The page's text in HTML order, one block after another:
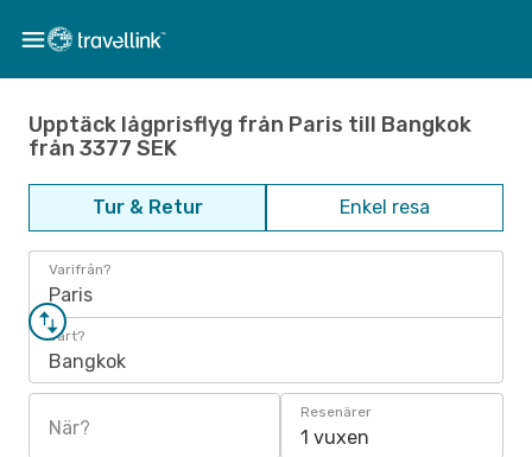
Upptäck lågprisflyg från Paris till Bangkok
från 3377 SEK
Tur & Retur Enkel resa
Varifrån?
Paris
Vart?
Bangkok
När?
Resenärer
1 vuxen